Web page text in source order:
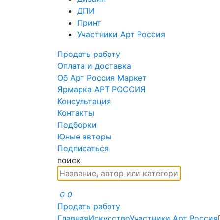
ДПИ
Принт
Участники Арт Россия
Продать работу
Оплата и доставка
Об Арт Россия Маркет
Ярмарка АРТ РОССИЯ
Консультация
Контакты
Подборки
Юные авторы
Подписаться
поиск
0 0
Продать работу
ГлавнаяИскусствоУчастники Арт Россия